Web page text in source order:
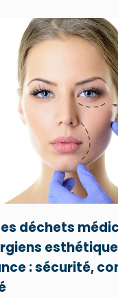
déchets
: sécurité,